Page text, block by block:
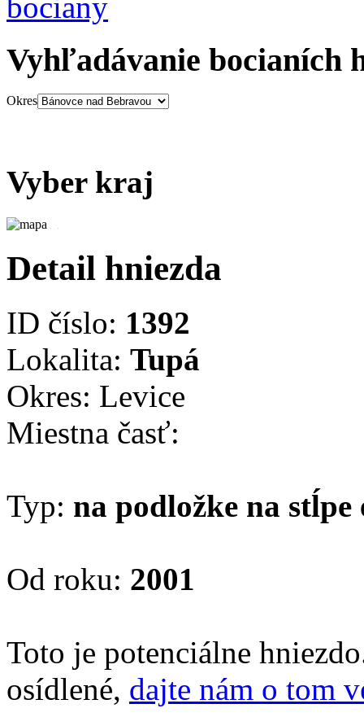
Vyhľadávanie bocianích
Okres
Vyber kraj
Detail hniezda
ID číslo: 1392
Lokalita: Tupá
Okres: Levice
Miestna časť:
Typ: na podložke na stĺpe
Od roku: 2001
Toto je potenciálne
osídlené, dajte nám o tom